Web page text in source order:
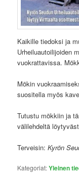
Kaikille tiedoksi ja
Urheiluautoilijoiden
vuokrattavissa.
Mökin
suositella myös
Tutustu mökkiin ja
välilehdeltä
Terveisin:Kyrön
Kategoriat:Yleinen